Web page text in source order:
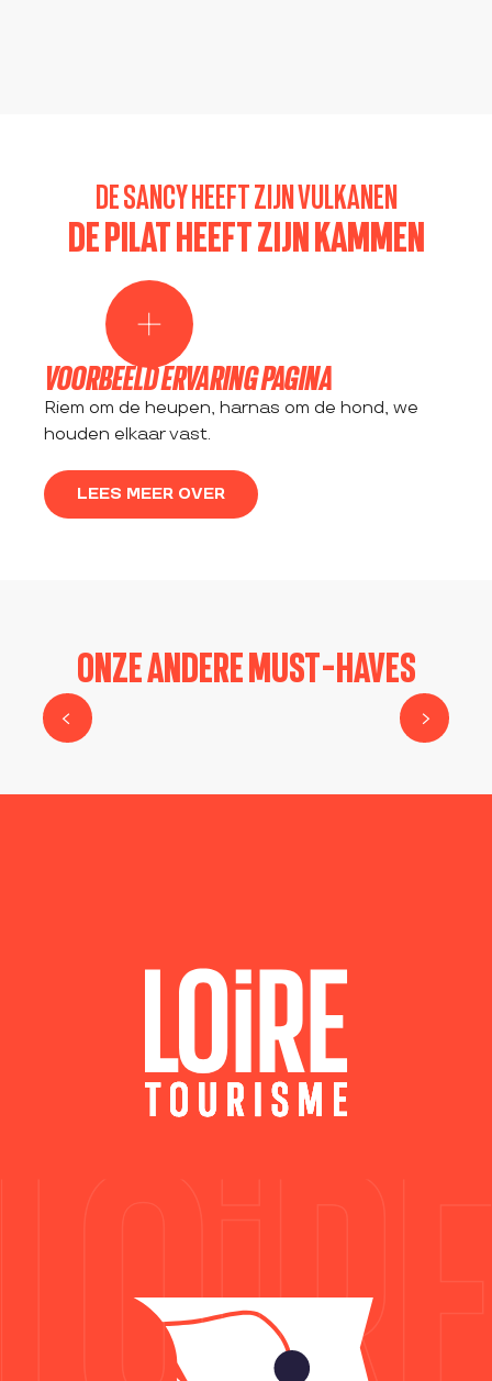
DE SANCY HEEFT ZIJN VULKANEN
DE PILAT HEEFT ZIJN KAMMEN
VOORBEELD ERVARING PAGINA
Riem om de heupen, harnas om de hond, we
houden elkaar vast.
LEES MEER OVER
ONZE ANDERE MUST-HAVES
CANI-RANDO IN DE CRETS DU PILAT